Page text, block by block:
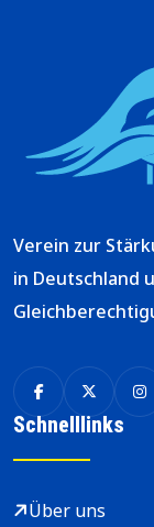
Verein zur
in Deutschland
Schnelllinks
Über uns